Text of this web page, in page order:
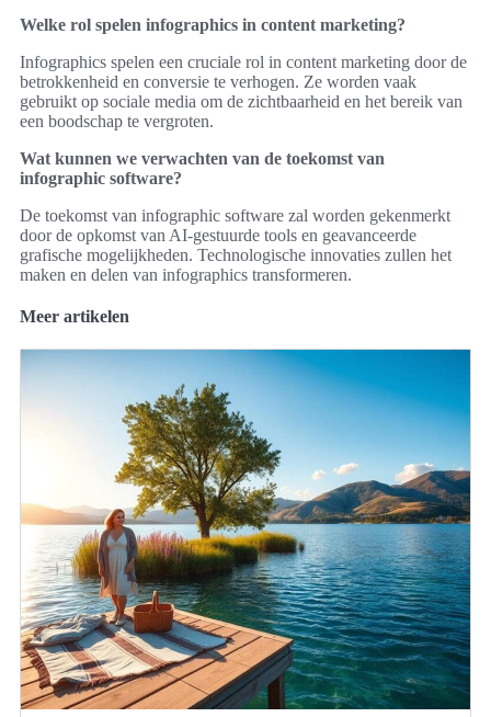
Welke rol spelen infographics in content marketing?
Infographics spelen een cruciale rol in content marketing door de
betrokkenheid en conversie te verhogen. Ze worden vaak
gebruikt op sociale media om de zichtbaarheid en het bereik van
een boodschap te vergroten.
Wat kunnen we verwachten van de toekomst van
infographic software?
De toekomst van infographic software zal worden gekenmerkt
door de opkomst van AI-gestuurde tools en geavanceerde
grafische mogelijkheden. Technologische innovaties zullen het
maken en delen van infographics transformeren.
Meer artikelen